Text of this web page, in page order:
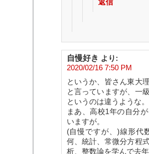
返信
自慢好き より:
2020/02/16 7:50 PM
というか、皆さん東大
と言っていますが、一
というのは違うような。
まあ、高校1年の自分
いますが。
(自慢ですが、)線形代
何、統計、常微分方程
析、整数論を学んで去